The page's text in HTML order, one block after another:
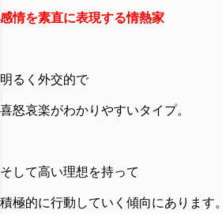
感情を素直に表現する情熱家
明るく外交的で
喜怒哀楽がわかりやすいタイプ。
そして高い理想を持って
積極的に行動していく傾向にあります。